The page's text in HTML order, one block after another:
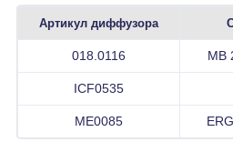
Артикул диффузора
018.0116 MB
ICF0535
ME0085